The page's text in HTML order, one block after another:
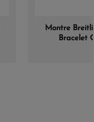
Montre
Bracelet